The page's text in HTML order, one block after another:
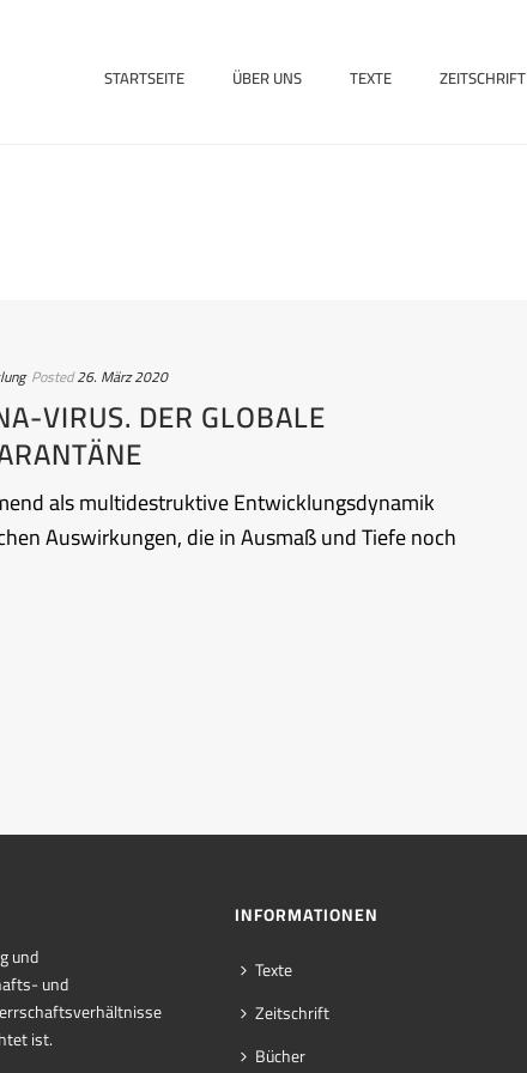
STARTSEITE ÜBER UNS TEXTE ZEITSCHRIFT
Posted26. März 2020
VIRUS. DER GLOBALE
als multidestruktive Entwicklungsdynamik
Auswirkungen, die in Ausmaß und Tiefe noch
und
und
ist.
INFORMATIONEN
Texte
Zeitschrift
Bücher